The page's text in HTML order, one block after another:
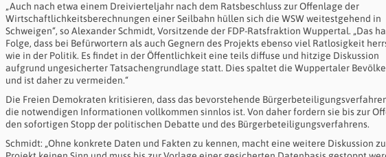
„Auch nach etwa einem Dreivierteljahr nach dem Ratsbeschluss zur Offenlage der
Wirtschaftlichkeitsberechnungen einer Seilbahn hüllen sich die WSW weitestgehend in
Schweigen“, so Alexander Schmidt, Vorsitzende der FDP-Ratsfraktion Wuppertal. „Das
Folge, dass bei Befürwortern als auch Gegnern des Projekts ebenso viel Ratlosigkeit
wie in der Politik. Es findet in der Öffentlichkeit eine teils diffuse und hitzige Diskussion
aufgrund ungesicherter Tatsachengrundlage statt. Dies spaltet die Wuppertaler
und ist daher zu vermeiden.“
Die Freien Demokraten kritisieren, dass das bevorstehende
die notwendigen Informationen vollkommen sinnlos ist. Von daher fordern sie bis zur
den sofortigen Stopp der politischen Debatte und des Bürgerbeteiligungsverfahrens.
Schmidt: „Ohne konkrete Daten und Fakten zu kennen, macht eine weitere Diskussion